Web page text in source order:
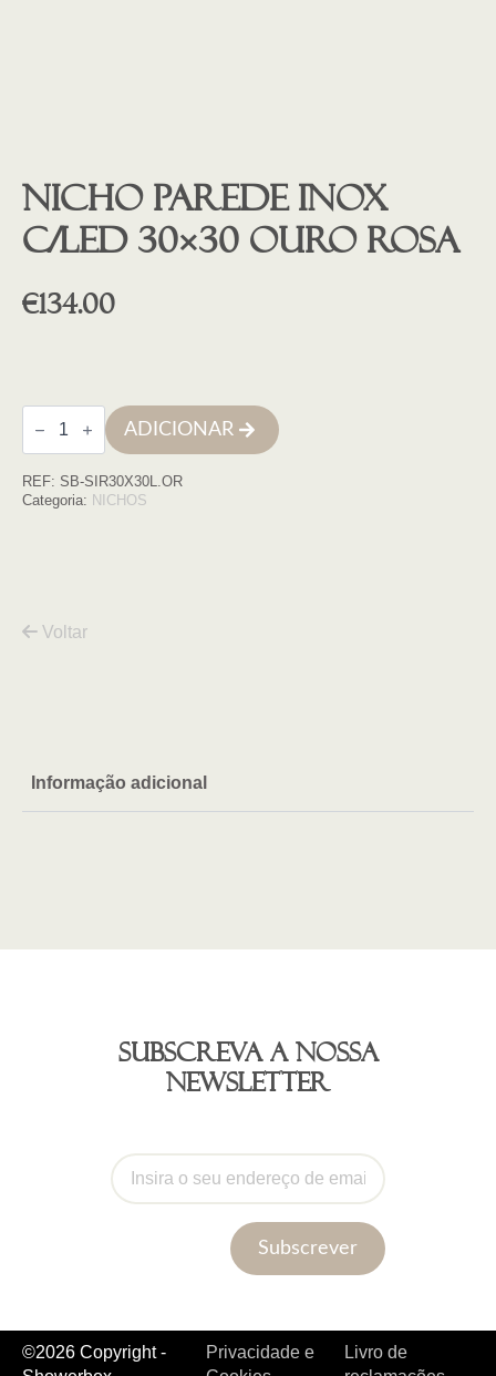
Nicho parede inox
c/led 30×30 ouro rosa
€134.00
Quantidade
de
Nicho
inox
c/led
ADICIONAR
REF: SB-SIR30X30L.OR
Categoria: NICHOS
Voltar
Informação adicional
Subscreva a nossa
newsletter
Subscrever
©2026 Copyright -
Privacidade e
Livro de